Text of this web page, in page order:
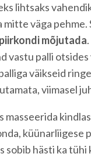
lihtsaks
väga pehme.
mõjutada
vastu palli
väikseid
viimasel
masseerida
küünarliigese
sobib hästi ka